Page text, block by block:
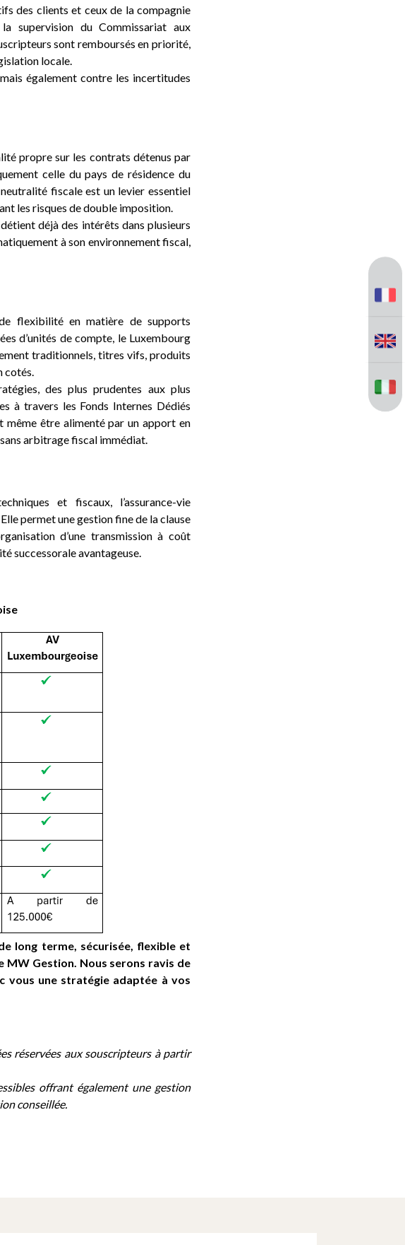
des clients et ceux de la compagnie
supervision du Commissariat aux
sont remboursés en priorité,
locale.
également contre les incertitudes
propre sur les contrats détenus par
celle du pays de résidence du
fiscale est un levier essentiel
les risques de double imposition.
déjà des intérêts dans plusieurs
à son environnement fiscal,
flexibilité en matière de supports
d’unités de compte, le Luxembourg
traditionnels, titres vifs, produits
cotés.
des plus prudentes aux plus
à travers les Fonds Internes Dédiés
même être alimenté par un apport en
arbitrage fiscal immédiat.
et fiscaux, l’assurance-vie
permet une gestion fine de la clause
d’une transmission à coût
successorale avantageuse.
long terme, sécurisée, flexible et
MW Gestion. Nous serons ravis de
vous une stratégie adaptée à vos
réservées aux souscripteurs à partir
offrant également une gestion
conseillée.